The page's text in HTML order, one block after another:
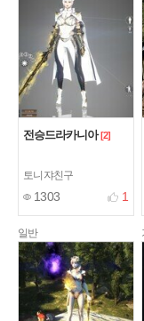
전승드라카니아 [2]
토니쟈친구
1303 1
일반